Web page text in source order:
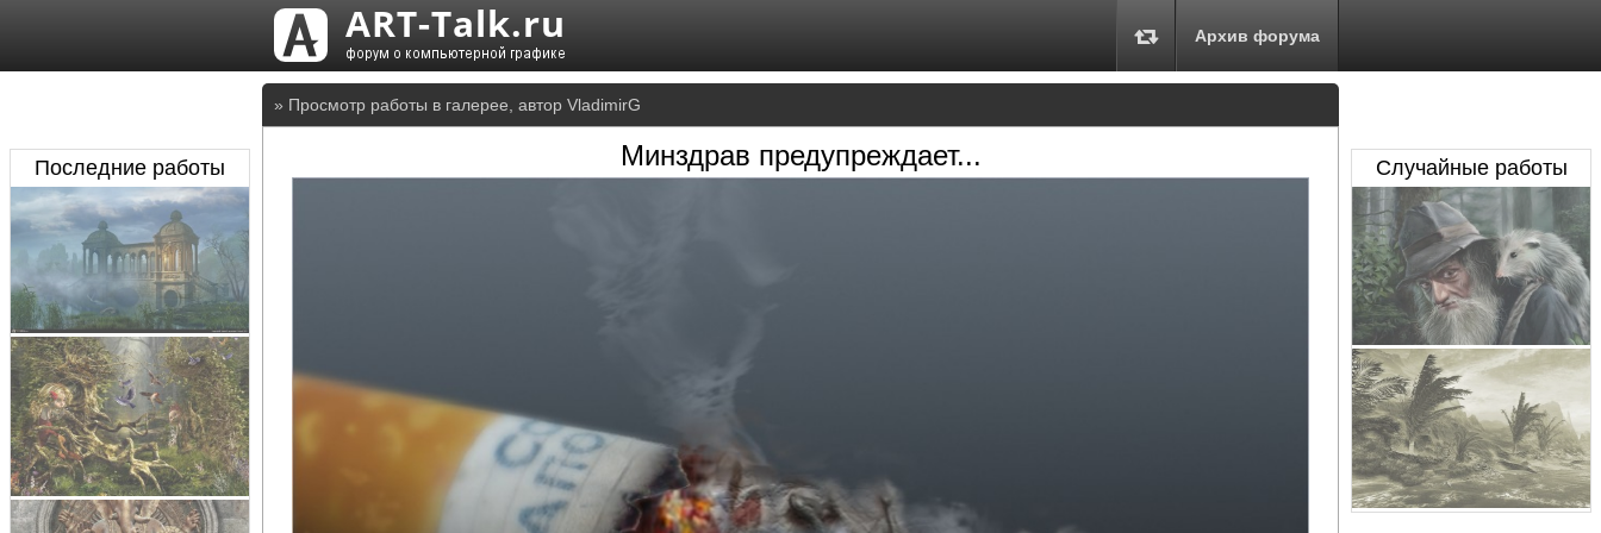
Архив форума
» Просмотр работы в галерее, автор VladimirG
Минздрав предупреждает...
Последние работы Случайные работы